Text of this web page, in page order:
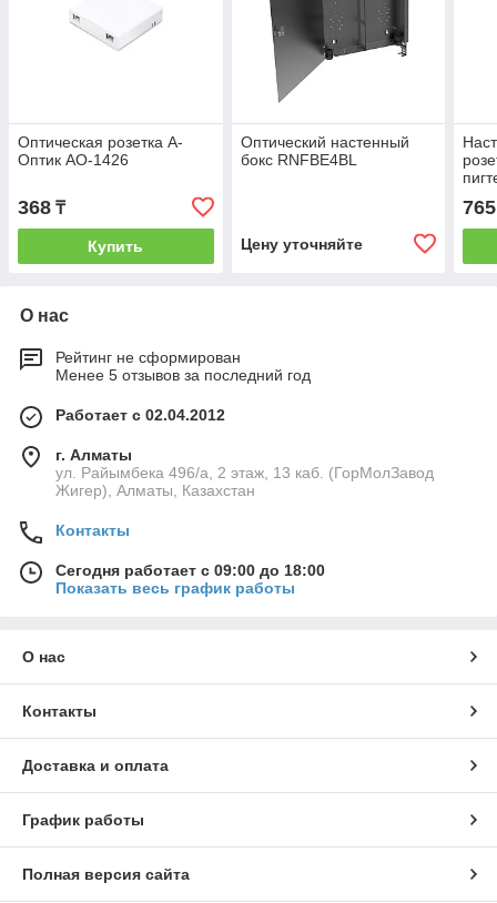
Оптическая розетка А-
Оптик АО-1426
368 ₸
Купить
Оптический настенный
бокс RNFBE4BL
Цену уточняйте
765
О нас
Рейтинг не сформирован
Менее 5 отзывов за последний год
Работает с 02.04.2012
г. Алматы
ул. Райымбека 496/а, 2 этаж, 13 каб. (ГорМолЗавод
Жигер), Алматы, Казахстан
Контакты
Сегодня работает с 09:00 до 18:00
Показать весь график работы
О нас
Контакты
Доставка и оплата
График работы
Полная версия сайта